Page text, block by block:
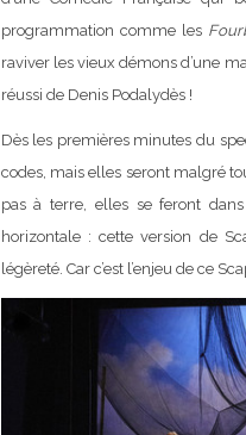
programmation comme les
raviver les vieux démons d’une
réussi de Denis Podalydès !
Dès les premières minutes du
codes, mais elles seront malgré
pas à terre, elles se feront
horizontale : cette version de
légèreté. Car c’est l’enjeu de ce